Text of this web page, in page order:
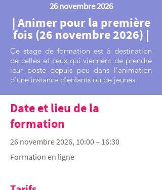
26 novembre 2026
| Animer pour la première
fois (26 novembre 2026) |
Ce stage de formation est à destination
de celles et ceux qui viennent de prendre
leur poste depuis peu dans l’animation
d’une instance d’enfants ou de jeunes.
Date et lieu de la
formation
26 novembre 2026, 10:00 – 16:30
Formation en ligne